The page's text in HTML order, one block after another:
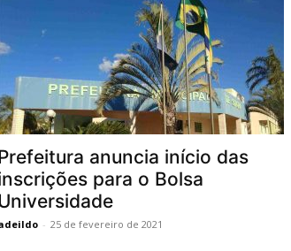
anuncia início das
para o Bolsa
- 25 de fevereiro de 2021